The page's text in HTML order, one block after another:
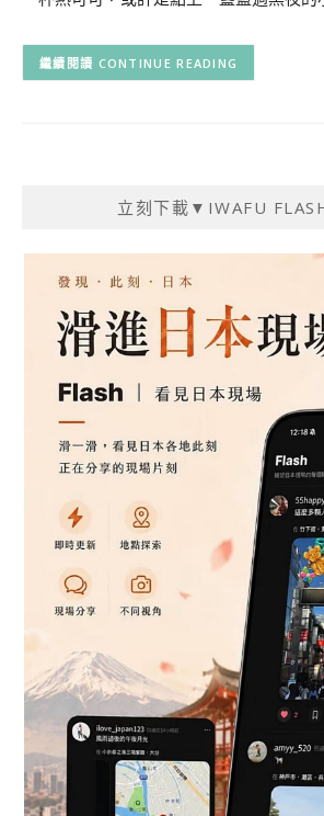
CONTINUE READING
立刻下載▼IWAFU